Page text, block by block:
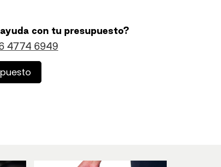
con tu presupuesto?
4774 6949